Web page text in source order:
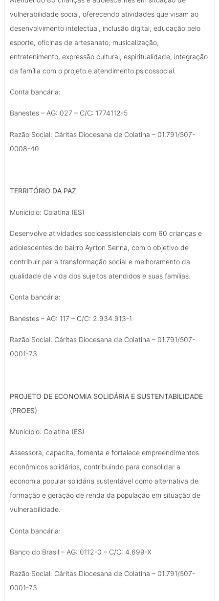
vulnerabilidade social, oferecendo atividades que visam ao
desenvolvimento intelectual, inclusão digital, educação pelo
esporte, oficinas de artesanato, musicalização,
entretenimento, expressão cultural, espiritualidade, integração
da família com o projeto e atendimento psicossocial.
Conta bancária:
Banestes – AG: 027 – C/C: 1774112-5
Razão Social: Cáritas Diocesana de Colatina – 01.791/507-
0008-40
TERRITÓRIO DA PAZ
Município: Colatina (ES)
Desenvolve atividades socioassistenciais com 60 crianças e
adolescentes do bairro Ayrton Senna, com o objetivo de
contribuir par a transformação social e melhoramento da
qualidade de vida dos sujeitos atendidos e suas famílias.
Conta bancária:
Banestes – AG: 117 – C/C: 2.934.913-1
Razão Social: Cáritas Diocesana de Colatina – 01.791/507-
0001-73
PROJETO DE ECONOMIA SOLIDÁRIA E SUSTENTABILIDADE
(PROES)
Município: Colatina (ES)
Assessora, capacita, fomenta e fortalece empreendimentos
econômicos solidários, contribuindo para consolidar a
economia popular solidária sustentável como alternativa de
formação e geração de renda da população em situação de
vulnerabilidade.
Conta bancária:
Banco do Brasil – AG: 0112-0 – C/C: 4.699-X
Razão Social: Cáritas Diocesana de Colatina – 01.791/507-
0001-73